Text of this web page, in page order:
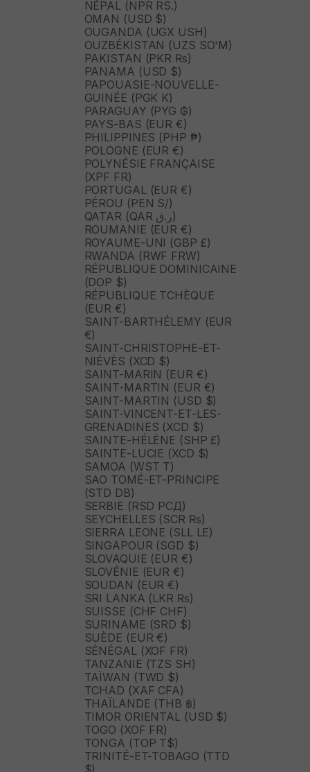
NÉPAL (NPR RS.)
OMAN (USD $)
OUGANDA (UGX USH)
OUZBÉKISTAN (UZS SO'M)
PAKISTAN (PKR ₨)
PANAMA (USD $)
PAPOUASIE-NOUVELLE-
GUINÉE (PGK K)
PARAGUAY (PYG ₲)
PAYS-BAS (EUR €)
PHILIPPINES (PHP ₱)
POLOGNE (EUR €)
POLYNÉSIE FRANÇAISE
(XPF FR)
PORTUGAL (EUR €)
PÉROU (PEN S/)
QATAR (QAR ر.ق)
ROUMANIE (EUR €)
ROYAUME-UNI (GBP £)
RWANDA (RWF FRW)
RÉPUBLIQUE DOMINICAINE
(DOP $)
RÉPUBLIQUE TCHÈQUE
(EUR €)
SAINT-BARTHÉLEMY (EUR
€)
SAINT-CHRISTOPHE-ET-
NIÉVÈS (XCD $)
SAINT-MARIN (EUR €)
SAINT-MARTIN (EUR €)
SAINT-MARTIN (USD $)
SAINT-VINCENT-ET-LES-
GRENADINES (XCD $)
SAINTE-HÉLÈNE (SHP £)
SAINTE-LUCIE (XCD $)
SAMOA (WST T)
SAO TOMÉ-ET-PRINCIPE
(STD DB)
SERBIE (RSD РСД)
SEYCHELLES (SCR ₨)
SIERRA LEONE (SLL LE)
SINGAPOUR (SGD $)
SLOVAQUIE (EUR €)
SLOVÉNIE (EUR €)
SOUDAN (EUR €)
SRI LANKA (LKR ₨)
SUISSE (CHF CHF)
SURINAME (SRD $)
SUÈDE (EUR €)
SÉNÉGAL (XOF FR)
TANZANIE (TZS SH)
TAÏWAN (TWD $)
TCHAD (XAF CFA)
THAÏLANDE (THB ฿)
TIMOR ORIENTAL (USD $)
TOGO (XOF FR)
TONGA (TOP T$)
TRINITÉ-ET-TOBAGO (TTD